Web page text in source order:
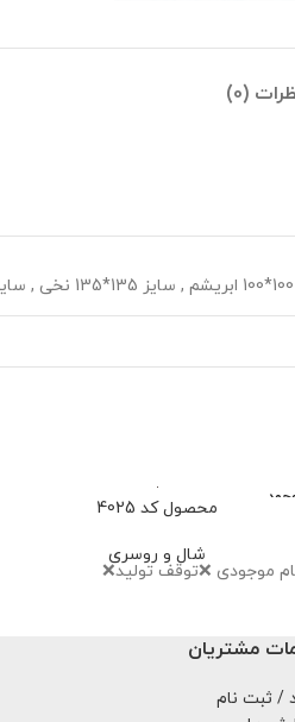
(0)
, سایز 135*135 نخی , سایز
محصول کد 4025
شال و روسری
موجودی ❌توقف تولید❌
مشتریان
/ ثبت نام